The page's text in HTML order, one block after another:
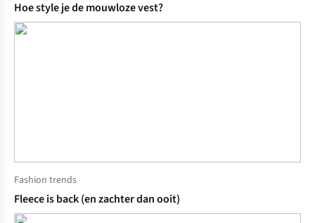
Hoe style je de mouwloze vest?
Fashion trends
Fleece is back (en zachter dan ooit)